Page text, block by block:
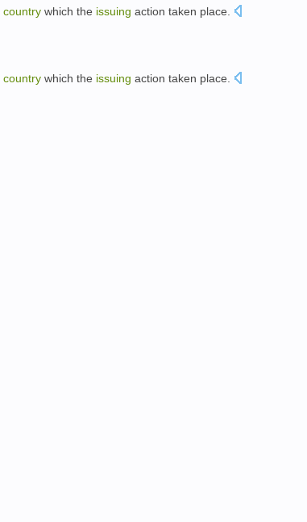
country which the issuing action taken place
country which the issuing action taken place